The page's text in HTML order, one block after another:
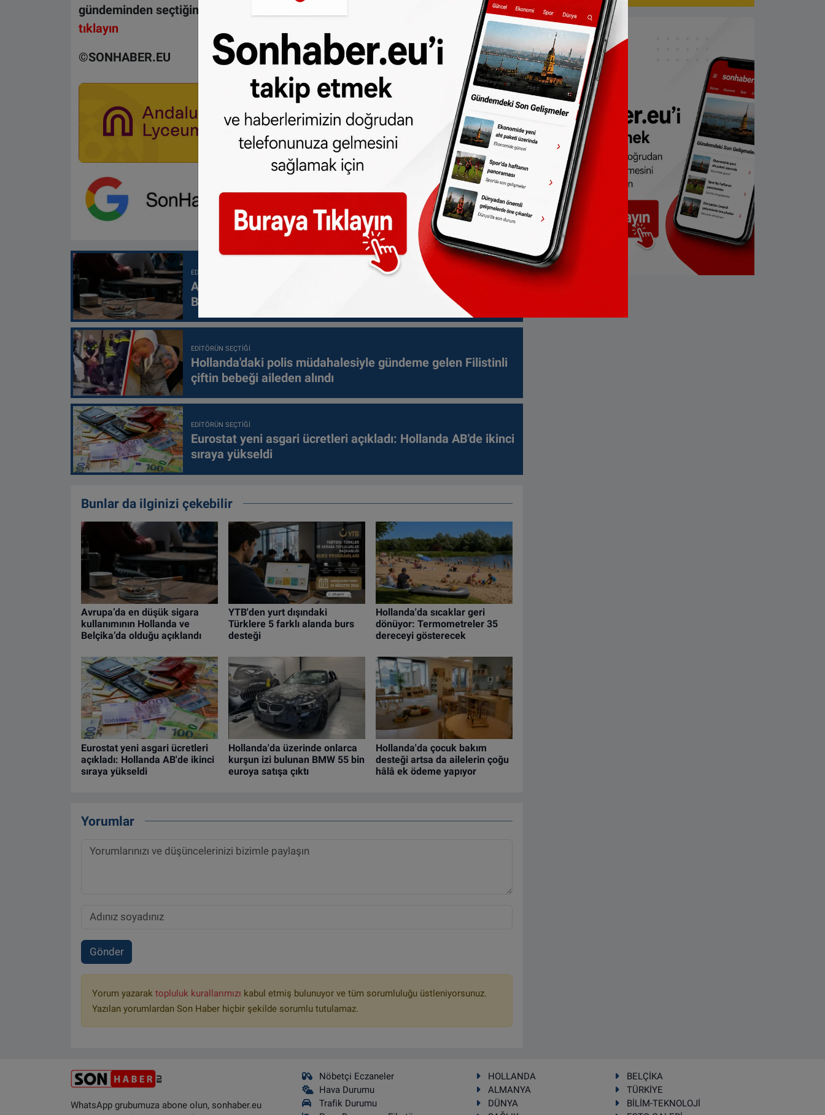
gündeminden seçtiğimiz haberler her gün telefonunuza gelsin!
Abone olmak için
tıklayın
©️SONHABER.EU
EDITÖRÜN SEÇTIĞI
Avrupa’da en düşük sigara kullanımının Hollanda ve
Belçika’da olduğu açıklandı
EDITÖRÜN SEÇTIĞI
Hollanda'daki polis müdahalesiyle gündeme gelen Filistinli
çiftin bebeği aileden alındı
EDITÖRÜN SEÇTIĞI
Eurostat yeni asgari ücretleri açıkladı: Hollanda AB'de ikinci
sıraya yükseldi
Bunlar da ilginizi çekebilir
Avrupa’da en düşük sigara
kullanımının Hollanda ve
Belçika’da olduğu açıklandı
YTB'den yurt dışındaki
Türklere 5 farklı alanda burs
desteği
Hollanda'da sıcaklar geri
dönüyor: Termometreler 35
dereceyi gösterecek
Eurostat yeni asgari ücretleri
açıkladı: Hollanda AB'de ikinci
sıraya yükseldi
Hollanda'da üzerinde onlarca
kurşun izi bulunan BMW 55 bin
euroya satışa çıktı
Hollanda'da çocuk bakım
desteği artsa da ailelerin çoğu
hâlâ ek ödeme yapıyor
Yorumlar
Gönder
Yorum yazarak topluluk kurallarımızı kabul etmiş bulunuyor ve tüm sorumluluğu üstleniyorsunuz.
Yazılan yorumlardan Son Haber hiçbir şekilde sorumlu tutulamaz.
WhatsApp grubumuza abone olun, sonhaber.eu
Nöbetçi Eczaneler
Hava Durumu
Trafik Durumu
HOLLANDA
BELÇİKA
ALMANYA
TÜRKİYE
DÜNYA
BİLİM-TEKNOLOJİ